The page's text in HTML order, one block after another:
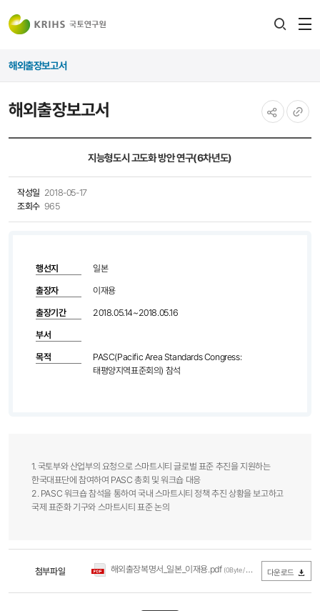
해외출장보고서
해외출장보고서
지능형도시 고도화 방안 연구(6차년도)
작성일 2018-05-17
조회수 965
행선지 일본
출장자 이재용
출장기간 2018.05.14~2018.05.16
부서
목적
PASC(Pacific Area Standards Congress:
태평양지역표준회의) 참석
1. 국토부와 산업부의 요청으로 스마트시티 글로벌 표준 추진을 지원하는
한국대표단에 참여하여 PASC 총회 및 워크숍 대응​
2. PASC 워크숍 참석을 통하여 국내 스마트시티 정책 추진 상황을 보고하고
국제 표준화 기구와 스마트시티 표준 논의​
첨부파일 해외출장복명서_일본_이재용.pdf (0Byte / 다운로드 208회) 다운로드